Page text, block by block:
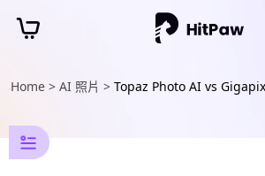
Home > AI 照片 > Topaz Photo AI vs
片
修